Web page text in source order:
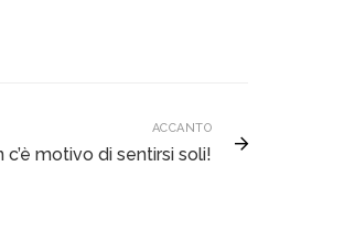
ACCANTO
c’è motivo di sentirsi soli!